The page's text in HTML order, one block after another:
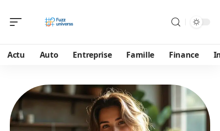
Actu Auto Entreprise Famille Finance